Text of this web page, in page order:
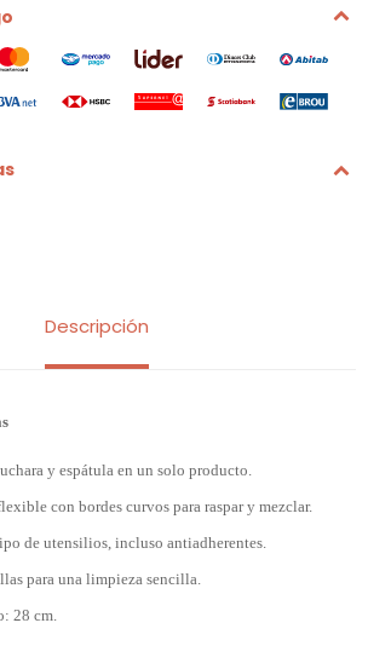
Descripción
y espátula en un solo producto.
con bordes curvos para raspar y mezclar.
de utensilios, incluso antiadherentes.
para una limpieza sencilla.
28 cm.